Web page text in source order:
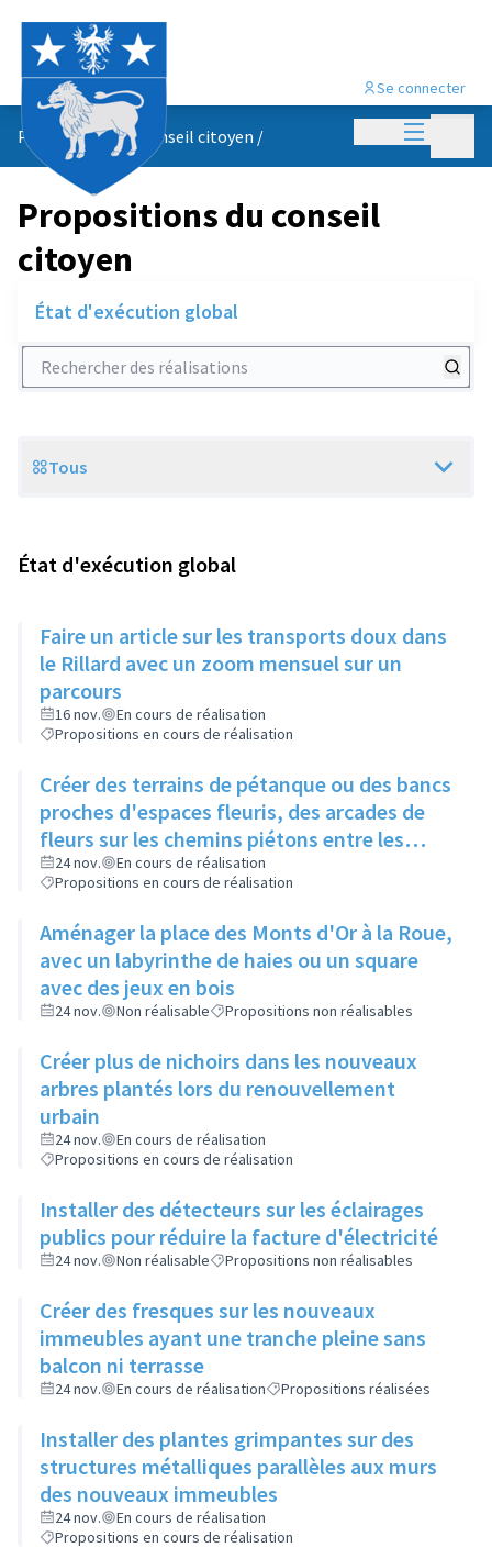
Menu
Se connecter
Propositions du conseil citoyen /
Propositions du conseil
citoyen
État d'exécution global
Rechercher des réalisations
Scope
Tous
État d'exécution global
Faire un article sur les transports doux dans
le Rillard avec un zoom mensuel sur un
parcours
16 nov.
En cours de réalisation
Propositions en cours de réalisation
Créer des terrains de pétanque ou des bancs
proches d'espaces fleuris, des arcades de
fleurs sur les chemins piétons entre les
immeubles
24 nov.
En cours de réalisation
Propositions en cours de réalisation
Aménager la place des Monts d'Or à la Roue,
avec un labyrinthe de haies ou un square
avec des jeux en bois
24 nov. Non réalisable Propositions non réalisables
Créer plus de nichoirs dans les nouveaux
arbres plantés lors du renouvellement
urbain
24 nov.
En cours de réalisation
Propositions en cours de réalisation
Installer des détecteurs sur les éclairages
publics pour réduire la facture d'électricité
24 nov. Non réalisable Propositions non réalisables
Créer des fresques sur les nouveaux
immeubles ayant une tranche pleine sans
balcon ni terrasse
24 nov. En cours de réalisation Propositions réalisées
Installer des plantes grimpantes sur des
structures métalliques parallèles aux murs
des nouveaux immeubles
24 nov.
En cours de réalisation
Propositions en cours de réalisation